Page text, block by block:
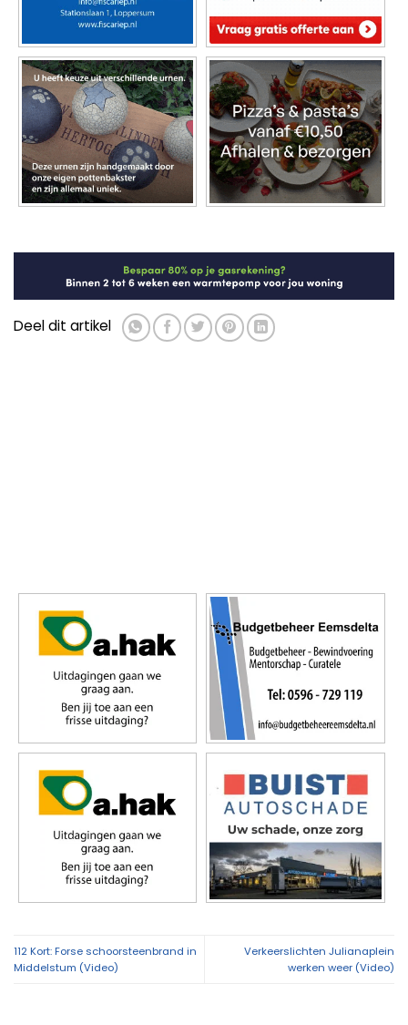
Deel dit artikel
112 Kort: Forse schoorsteenbrand in
Middelstum (Video)
Verkeerslichten Julianaplein
werken weer (Video)